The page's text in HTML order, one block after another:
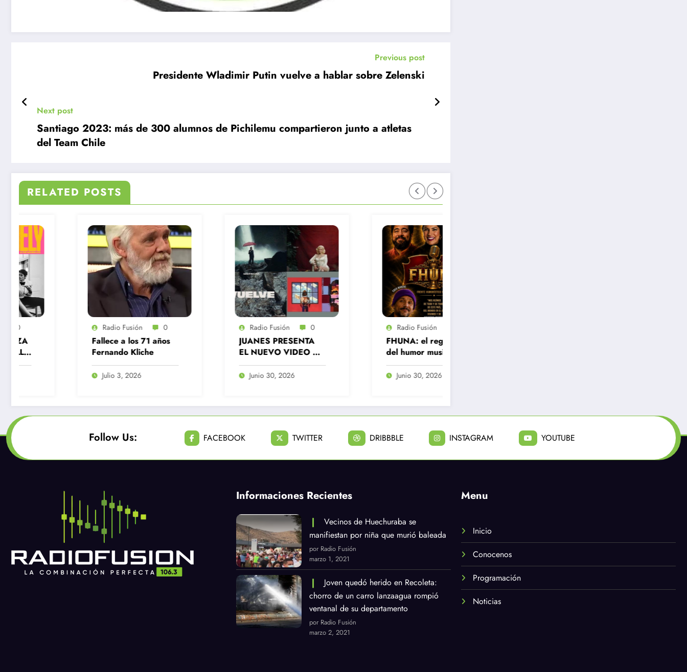
Previous post
Presidente Wladimir Putin vuelve a hablar sobre Zelenski
Next post
Santiago 2023: más de 300 alumnos de Pichilemu compartieron junto a atletas
del Team Chile
RELATED POSTS
0
Fallece a los 71 años
Fernando Kliche
0
JUANES PRESENTA
EL NUEVO VIDEO DE
“VUELVE” JUNTO A
0
FHUNA: el regreso
del humor musical que
vuelve a reírse del
Follow Us: FACEBOOK TWITTER DRIBBBLE INSTAGRAM YOUTUBE
Informaciones Recientes
Vecinos de Huechuraba se
manifiestan por niña que murió baleada
por Radio Fusión
marzo 1, 2021
Joven quedó herido en Recoleta:
chorro de un carro lanzaagua rompió
ventanal de su departamento
por Radio Fusión
marzo 2, 2021
Menu
Inicio
Conocenos
Programación
Noticias